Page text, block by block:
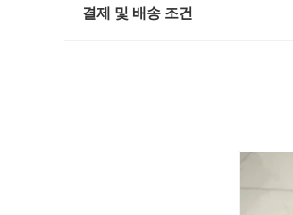
결제 및 배송 조건